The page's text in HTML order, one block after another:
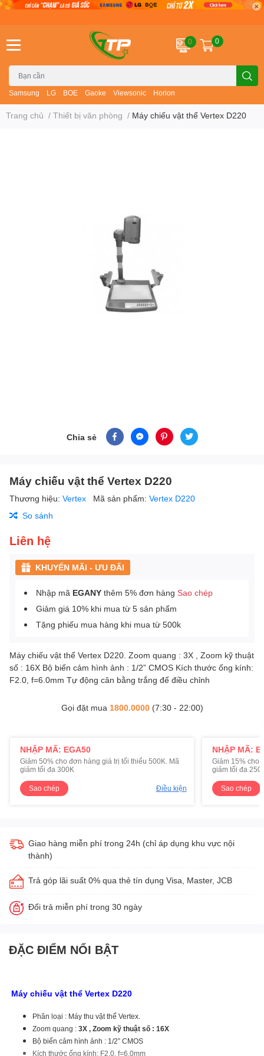
Samsung LG BOE Gaoke Viewsonic Horion
0 0
Trang chủ / Thiết bị văn phòng / Máy chiếu vật thể Vertex D220
Chia sẻ
Máy chiếu vật thể Vertex D220
Thương hiệu: Vertex Mã sản phẩm: Vertex D220
So sánh
Liên hệ
KHUYẾN MÃI - ƯU ĐÃI
Nhập mã EGANY thêm 5% đơn hàng Sao chép
Giảm giá 10% khi mua từ 5 sản phẩm
Tặng phiếu mua hàng khi mua từ 500k
Máy chiếu vật thể Vertex D220. Zoom quang : 3X , Zoom kỹ thuật
số : 16X Bộ biến cảm hình ảnh : 1/2” CMOS Kích thước ống kính:
F2.0, f=6.0mm Tự động cân bằng trắng để điều chỉnh
Gọi đặt mua 1800.0000(7:30 - 22:00)
NHẬP MÃ: EGA50
Giảm 50% cho đơn hàng giá trị tối thiểu 500K. Mã
giảm tối đa 300K
Sao chép Điều kiện
NHẬP MÃ:
Giảm 15% cho
giảm tối đa
Sao chép
Giao hàng miễn phí trong 24h (chỉ áp dụng khu vực nội
thành)
Trả góp lãi suất 0% qua thẻ tín dụng Visa, Master, JCB
Đổi trả miễn phí trong 30 ngày
ĐẶC ĐIỂM NỔI BẬT
Máy chiếu vật thể Vertex D220
Phân loại : Máy thu vật thể Vertex.
Zoom quang : 3X , Zoom kỹ thuật số : 16X
Bộ biến cảm hình ảnh : 1/2” CMOS
Kích thước ống kính: F2.0, f=6.0mm